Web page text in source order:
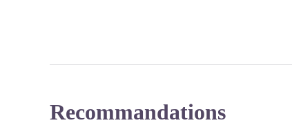
Recommandations